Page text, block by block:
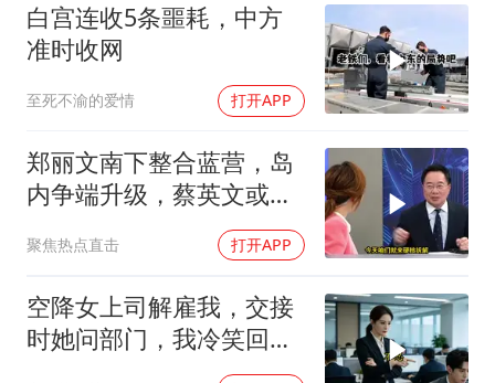
白宫连收5条噩耗，中方
准时收网
至死不渝的爱情 打开APP
郑丽文南下整合蓝营，岛
内争端升级，蔡英文或宣
聚焦热点直击 打开APP
空降女上司解雇我，交接
时她问部门，我冷笑回